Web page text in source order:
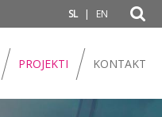
SL | EN
PROJEKTI KONTAKT